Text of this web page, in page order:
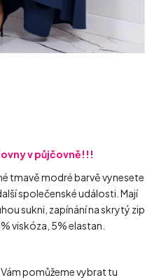
v půjčovně!!!
tmavě modré barvě vynesete
společenské události. Mají
sukni, zapínání na skrytý zip
viskóza, 5% elastan.
pomůžeme vybrat tu